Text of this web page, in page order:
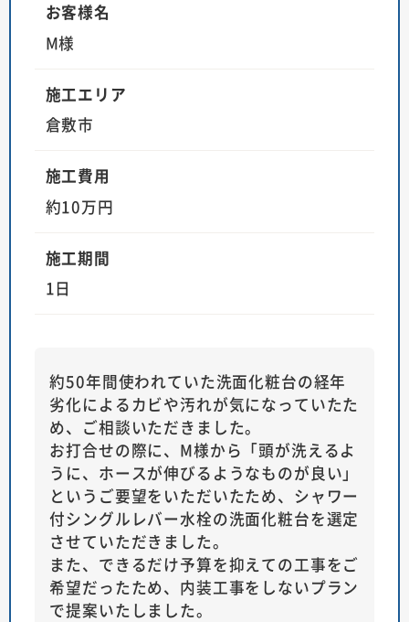
お客様名
M様
施工エリア
倉敷市
施工費用
約10万円
施工期間
1日
約50年間使われていた洗面化粧台の経年
劣化によるカビや汚れが気になっていたた
め、ご相談いただきました。
お打合せの際に、M様から「頭が洗えるよ
うに、ホースが伸びるようなものが良い」
というご要望をいただいたため、シャワー
付シングルレバー水栓の洗面化粧台を選定
させていただきました。
また、できるだけ予算を抑えての工事をご
希望だったため、内装工事をしないプラン
で提案いたしました。